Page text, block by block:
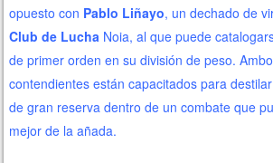
opuesto con Pablo Liñayo, un dechado de
Club de Lucha Noia, al que puede
de primer orden en su división de peso.
contendientes están capacitados para
de gran reserva dentro de un combate que
mejor de la añada.